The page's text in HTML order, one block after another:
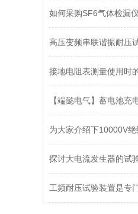
如何采购SF6气体检漏仪
高压变频串联谐振耐压
接地电阻表测量使用时
探讨大电流发生器的试